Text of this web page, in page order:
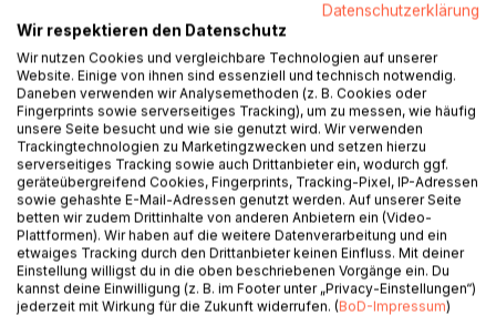
brennt sich in die Köpfe der Gesellschaft. „Die Rente ist
sicher“, so hieß es damals.
Heute sieht das schon anders aus. Die Bundesregierung
warnt seit Jahren, die gesetzliche Rente reiche nicht aus.
Man solle private Zusatzversicherungen abschließen, um
der Altersarmut zu entgehen.
Zinsen, Rendite, Zulagen und andere Begriffe drehen sich
um das Thema Rente. Mithilfe ständig neuer
Rentengesetze und Reformen versucht die Regierung den
Bürgern eine Absicherung im Alter zu ermöglichen. Doch
wo liegen die Schwierigkeiten, eine stabile und nachhaltige
Alterssicherung für alle Bürger der Bundesrepublik zu
gewährleisten? Warum gibt es zahlreiche Altersarmut in
Datenschutzerklärung
Wir respektieren den Datenschutz
Wir nutzen Cookies und vergleichbare Technologien auf unserer
Website. Einige von ihnen sind essenziell und technisch notwendig.
Daneben verwenden wir Analysemethoden (z. B. Cookies oder
Fingerprints sowie serverseitiges Tracking), um zu messen, wie häufig
unsere Seite besucht und wie sie genutzt wird. Wir verwenden
Trackingtechnologien zu Marketingzwecken und setzen hierzu
serverseitiges Tracking sowie auch Drittanbieter ein, wodurch ggf.
geräteübergreifend Cookies, Fingerprints, Tracking-Pixel, IP-Adressen
sowie gehashte E-Mail-Adressen genutzt werden. Auf unserer Seite
betten wir zudem Drittinhalte von anderen Anbietern ein (Video-
Plattformen). Wir haben auf die weitere Datenverarbeitung und ein
etwaiges Tracking durch den Drittanbieter keinen Einfluss. Mit deiner
Einstellung willigst du in die oben beschriebenen Vorgänge ein. Du
kannst deine Einwilligung (z. B. im Footer unter „Privacy-Einstellungen“)
jederzeit mit Wirkung für die Zukunft widerrufen. (BoD-Impressum)